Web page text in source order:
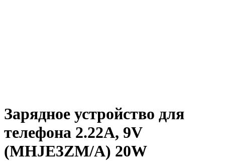
Зарядное устройство для
телефона 2.22A, 9V
(MHJE3ZM/A) 20W